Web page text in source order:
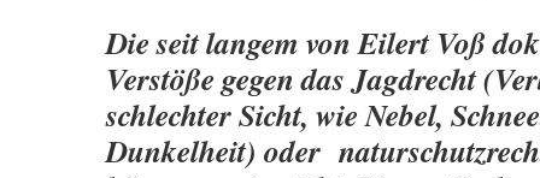
Die seit langem von Eilert Voß
Verstöße gegen das Jagdrecht
schlechter Sicht, wie Nebel,
Dunkelheit) oder